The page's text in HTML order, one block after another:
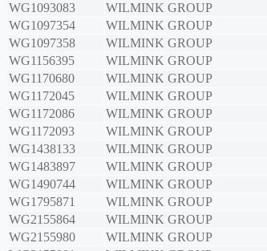
WG1093083
WILMINK GROUP
WG1097354
WILMINK GROUP
WG1097358
WILMINK GROUP
WG1156395
WILMINK GROUP
WG1170680
WILMINK GROUP
WG1172045
WILMINK GROUP
WG1172086
WILMINK GROUP
WG1172093
WILMINK GROUP
WG1438133
WILMINK GROUP
WG1483897
WILMINK GROUP
WG1490744
WILMINK GROUP
WG1795871
WILMINK GROUP
WG2155864
WILMINK GROUP
WG2155980
WILMINK GROUP